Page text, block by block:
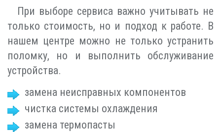
При выборе сервиса важно учитывать не
только стоимость, но и подход к работе. В
нашем центре можно не только устранить
поломку, но и выполнить обслуживание
устройства.
замена неисправных компонентов
чистка системы охлаждения
замена термопасты